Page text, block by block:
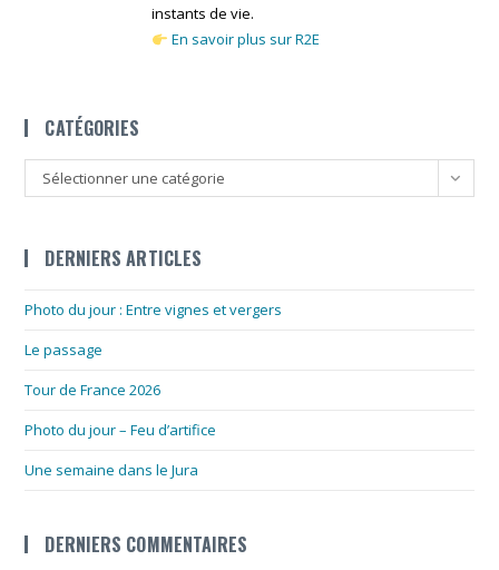
instants de vie.
En savoir plus sur R2E
CATÉGORIES
Catégories
Sélectionner une catégorie
DERNIERS ARTICLES
Photo du jour : Entre vignes et vergers
Le passage
Tour de France 2026
Photo du jour – Feu d’artifice
Une semaine dans le Jura
DERNIERS COMMENTAIRES